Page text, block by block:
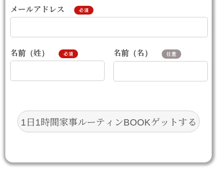
メールアドレス 必須
名前（姓） 必須 名前（名） 任意